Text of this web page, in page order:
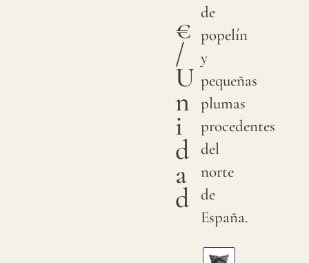
€
/
U
n
i
d
a
d
de
popelín
y
pequeñas
plumas
procedentes
del
norte
de
España.